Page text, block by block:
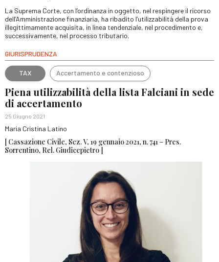
La Suprema Corte, con l’ordinanza in oggetto, nel respingere il ricorso
dell’Amministrazione finanziaria, ha ribadito l’utilizzabilità della prova
illegittimamente acquisita, in linea tendenziale, nel procedimento e,
successivamente, nel processo tributario.
GIURISPRUDENZA
TAX Accertamento e contenzioso
Piena utilizzabilità della lista Falciani in sede
di accertamento
25 Giugno 2021
Maria Cristina Latino
[ Cassazione Civile, Sez. V, 19 gennaio 2021, n. 741 – Pres.
Sorrentino, Rel. Giudicepietro ]